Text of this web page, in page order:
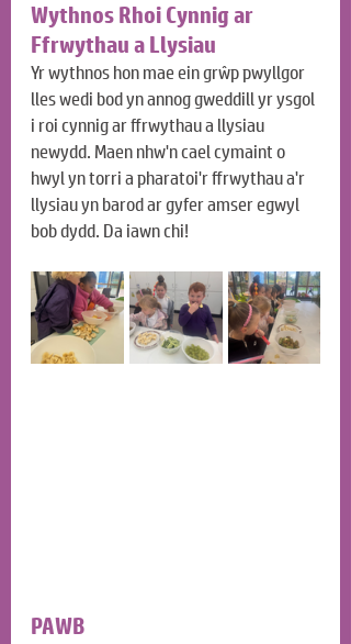
Wythnos Rhoi Cynnig ar
Ffrwythau a Llysiau
Yr wythnos hon mae ein grŵp pwyllgor
lles wedi bod yn annog gweddill yr ysgol
i roi cynnig ar ffrwythau a llysiau
newydd. Maen nhw'n cael cymaint o
hwyl yn torri a pharatoi'r ffrwythau a'r
llysiau yn barod ar gyfer amser egwyl
bob dydd. Da iawn chi!
PAWB